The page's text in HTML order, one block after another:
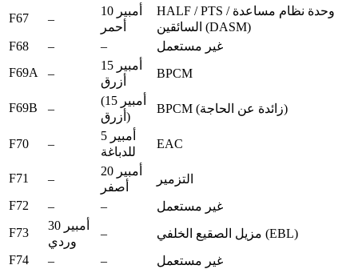
F67 –
10 أمبير
أحمر
HALF / PTS / وحدة نظام مساعدة
السائقين (DASM)
F68
– –
غير مستعمل
F69A
–
15 أمبير
أزرق
BPCM
F69B –
(15 أمبير
أزرق)
BPCM (زائدة عن الحاجة)
F70 –
5 أمبير
للدباغة
EAC
F71 –
20 أمبير
أصفر
التزمير
F72
– –
غير مستعمل
F73
30 أمبير
وردي
–
مزيل الصقيع الخلفي (EBL)
F74
– –
غير مستعمل